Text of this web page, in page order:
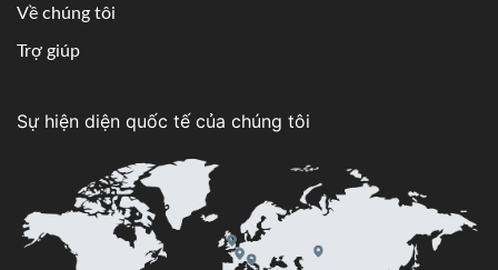
Về chúng tôi
Trợ giúp
Sự hiện diện quốc tế của chúng tôi